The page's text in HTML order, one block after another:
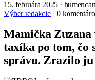
15. februára 2025 ·
Výber redakcie · 0
Mamička
taxíka po tom, čo
správu. Zrazilo ju